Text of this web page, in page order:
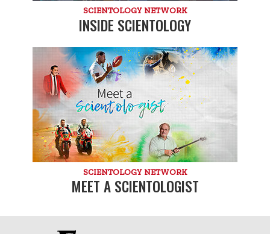
SCIENTOLOGY NETWORK
INSIDE SCIENTOLOGY
SCIENTOLOGY NETWORK
MEET A SCIENTOLOGIST